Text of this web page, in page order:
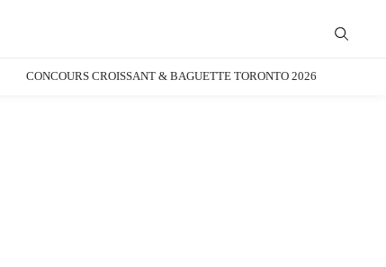
CONCOURS CROISSANT & BAGUETTE TORONTO 2026